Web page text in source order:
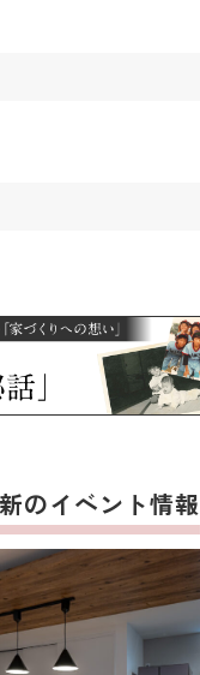
のイベント情報